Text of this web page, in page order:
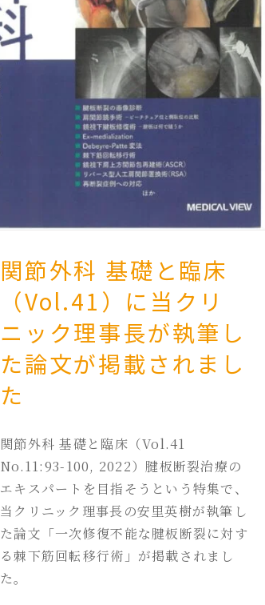
関節外科 基礎と臨床
（Vol.41）に当クリ
ニック理事長が執筆し
た論文が掲載されまし
た
関節外科 基礎と臨床（Vol.41
No.11:93-100, 2022）腱板断裂治療の
エキスパートを目指そうという特集で、
当クリニック理事長の安里英樹が執筆し
た論文「一次修復不能な腱板断裂に対す
る棘下筋回転移行術」が掲載されまし
た。